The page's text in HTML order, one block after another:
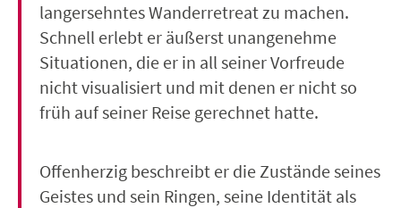
langersehntes Wanderretreat zu machen.
Schnell erlebt er äußerst unangenehme
Situationen, die er in all seiner Vorfreude
nicht visualisiert und mit denen er nicht so
früh auf seiner Reise gerechnet hatte.
Offenherzig beschreibt er die Zustände seines
Geistes und sein Ringen, seine Identität als